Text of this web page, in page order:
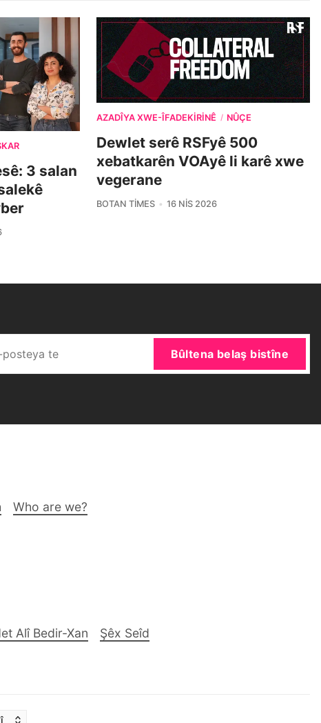
3 salan
AZADÎYA XWE-ÎFADEKIRINÊ / NÛÇE
Dewlet serê RSFyê 500
xebatkarên VOAyê li karê xwe
vegerane
BOTAN TIMES 16 NIS 2026
Bûltena belaş bistîne
Who are we?
Alî Bedir-Xan Şêx Seîd